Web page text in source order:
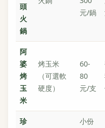
頭
火
鍋
元/鍋
阿
婆
烤
玉
米
烤玉米
（可選軟
硬度）
60-
80
元/支
珍
小份